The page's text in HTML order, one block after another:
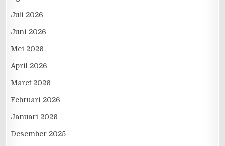
Juli 2026
Juni 2026
Mei 2026
April 2026
Maret 2026
Februari 2026
Januari 2026
Desember 2025